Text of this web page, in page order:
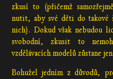
zkusí to (přičemž
nutit, aby své děti do takové
nich). Dokud však nebudou
svobodní, zkusit to
vzdělávacích modelů zůstane
Bohužel jedním z důvodů,